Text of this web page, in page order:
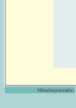
Hibabejelentés: